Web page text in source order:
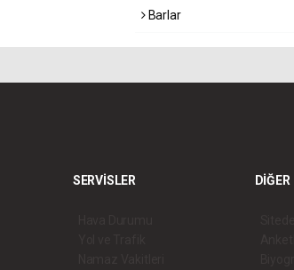
Barlar
SERVİSLER DİĞER